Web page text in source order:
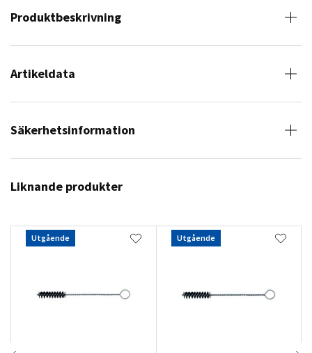
Produktbeskrivning
Artikeldata
Säkerhetsinformation
Liknande produkter
Utgående Utgående